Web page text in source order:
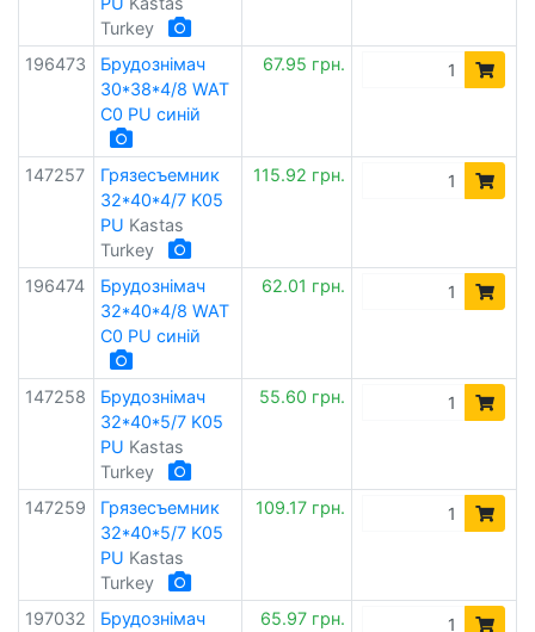
Turkey
196473
Брудознімач
30*38*4/8 WAT
C0 PU синій
67.95 грн.
147257
Грязесъемник
32*40*4/7 K05
PU Kastas
Turkey
115.92 грн.
196474
Брудознімач
32*40*4/8 WAT
C0 PU синій
62.01 грн.
147258
Брудознімач
32*40*5/7 K05
PU Kastas
Turkey
55.60 грн.
147259
Грязесъемник
32*40*5/7 K05
PU Kastas
Turkey
109.17 грн.
197032
Брудознімач
65.97 грн.